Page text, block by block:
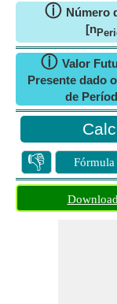
ⓘ Número
[n
ⓘ Valor
Presente dado
de
👎 Fórmula